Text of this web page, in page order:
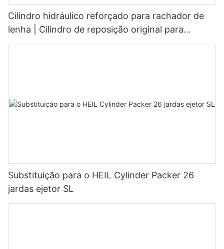
Cilindro hidráulico reforçado para rachador de
lenha | Cilindro de reposição original para
rachadores de lenha de 20 a 45 toneladas
Substituição para o HEIL Cylinder Packer 26
jardas ejetor SL